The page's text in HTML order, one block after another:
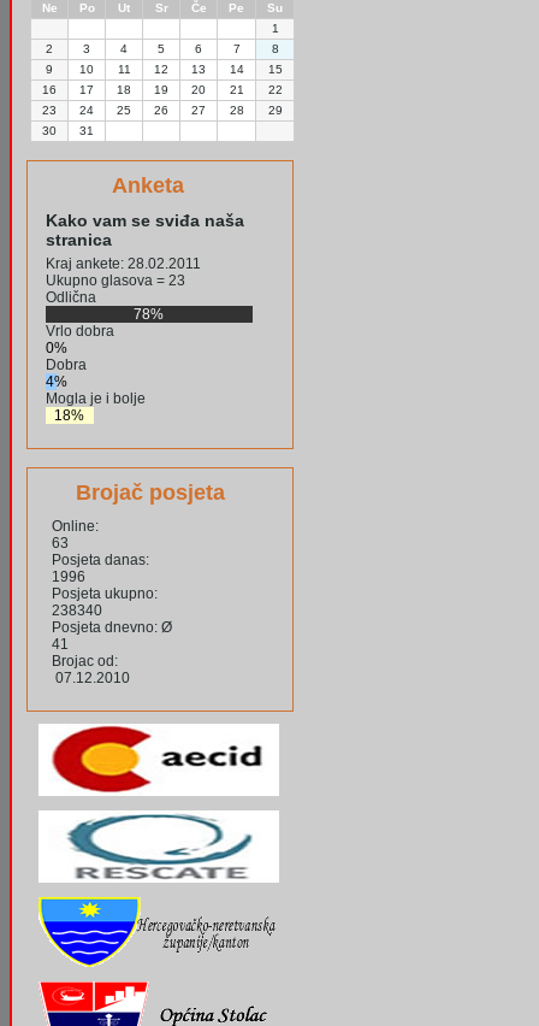
Ne Po Ut Sr Če Pe
Su
1
2
3 4 5 6 7
8
9
10 11 12 13 14
15
16
17 18 19 20 21
22
23
24 25 26 27 28
29
30
31
Anketa
Kako vam se sviđa naša
stranica
Kraj ankete: 28.02.2011
Ukupno glasova = 23
Odlična
78%
Vrlo dobra
0%
Dobra
4%
Mogla je i bolje
18%
Brojač posjeta
Online:
63
Posjeta danas:
1996
Posjeta ukupno:
238340
Posjeta dnevno: Ø
41
Brojac od:
07.12.2010